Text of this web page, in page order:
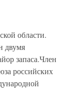
области.
двумя
запаса.Член
российских